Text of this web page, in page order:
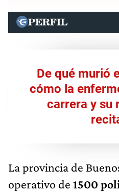
De qué murió
cómo la
carrera y su
La provincia de
operativo de 1500